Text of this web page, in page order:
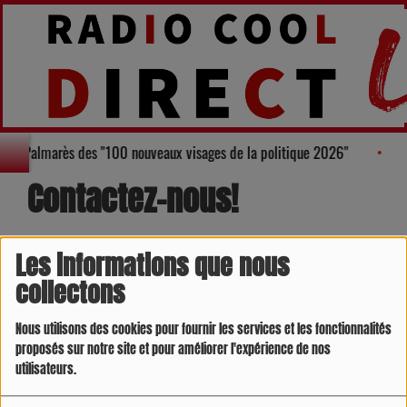
Les informations que nous
collectons
Nous utilisons des cookies pour fournir les services et les fonctionnalités
proposés sur notre site et pour améliorer l'expérience de nos
utilisateurs.
figure au Palmarès des "100 nouveaux visages de la politique 2026"
Contactez-nous!
Nom*
Email*